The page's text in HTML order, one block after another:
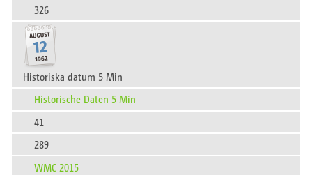
326
Historiska datum 5 Min
Historische Daten 5 Min
41
289
WMC 2015